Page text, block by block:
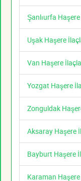
Şanlıurfa
Uşak Haşere
Van Haşere
Yozgat Haşere
Zonguldak
Aksaray Haşere
Bayburt Haşere
Karaman